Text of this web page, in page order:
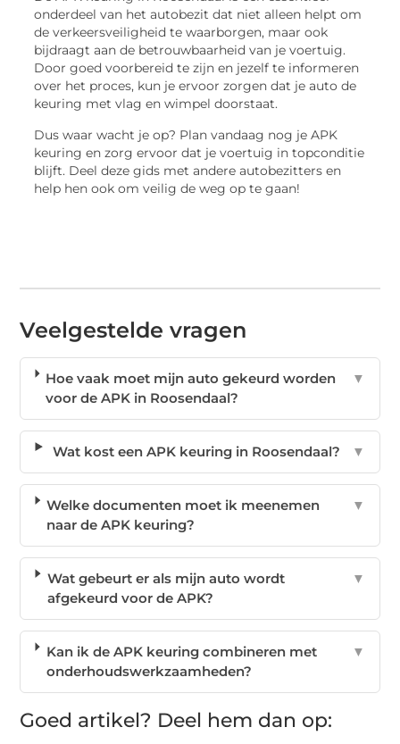
onderdeel van het autobezit dat niet alleen helpt om
de verkeersveiligheid te waarborgen, maar ook
bijdraagt aan de betrouwbaarheid van je voertuig.
Door goed voorbereid te zijn en jezelf te informeren
over het proces, kun je ervoor zorgen dat je auto de
keuring met vlag en wimpel doorstaat.
Dus waar wacht je op? Plan vandaag nog je APK
keuring en zorg ervoor dat je voertuig in topconditie
blijft. Deel deze gids met andere autobezitters en
help hen ook om veilig de weg op te gaan!
Veelgestelde vragen
Hoe vaak moet mijn auto gekeurd worden
voor de APK in Roosendaal?
▼
Wat kost een APK keuring in Roosendaal? ▼
Welke documenten moet ik meenemen
naar de APK keuring?
▼
Wat gebeurt er als mijn auto wordt
afgekeurd voor de APK?
▼
Kan ik de APK keuring combineren met
onderhoudswerkzaamheden?
▼
Goed artikel? Deel hem dan op: